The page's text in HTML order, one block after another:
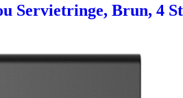
Servietringe, Brun, 4